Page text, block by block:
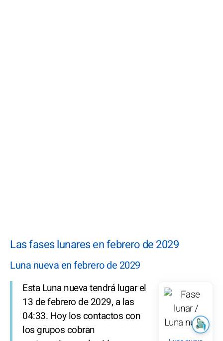
Las fases lunares en febrero de 2029
Luna nueva en febrero de 2029
Esta Luna nueva tendrá lugar el
13 de febrero de 2029, a las
04:33. Hoy los contactos con
los grupos cobran